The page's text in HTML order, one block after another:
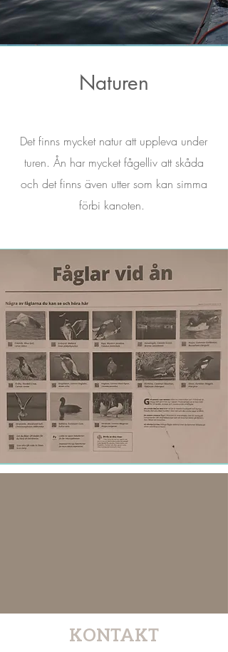
Naturen
Det finns mycket natur att uppleva under
turen. Ån har mycket fågelliv att skåda
och det finns även utter som kan simma
förbi kanoten.
KONTAKT